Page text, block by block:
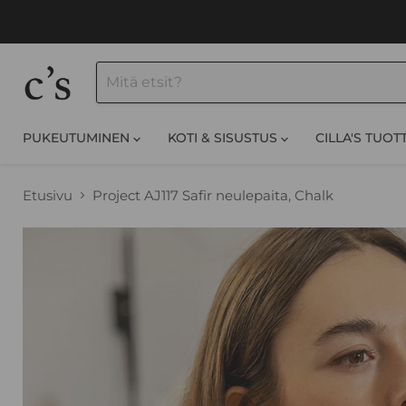
PUKEUTUMINEN KOTI & SISUSTUS CILLA'S
Etusivu Project AJ117 Safir neulepaita, Chalk